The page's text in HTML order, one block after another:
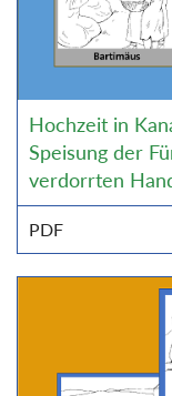
Hochzeit in
Speisung der
verdorrten
PDF